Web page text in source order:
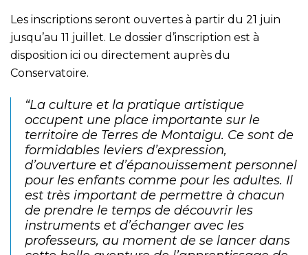
Les inscriptions seront ouvertes à partir du 21 juin
jusqu’au 11 juillet. Le dossier d’inscription est à
disposition ici ou directement auprès du
Conservatoire.
“La culture et la pratique artistique
occupent une place importante sur le
territoire de Terres de Montaigu. Ce sont de
formidables leviers d’expression,
d’ouverture et d’épanouissement personnel
pour les enfants comme pour les adultes. Il
est très important de permettre à chacun
de prendre le temps de découvrir les
instruments et d’échanger avec les
professeurs, au moment de se lancer dans